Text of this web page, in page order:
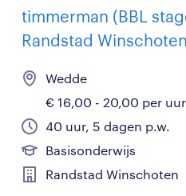
timmerman (BBL
Randstad Winschoten
Wedde
€ 16,00 - 20,00 per uur
40 uur, 5 dagen p.w.
Basisonderwijs
Randstad Winschoten